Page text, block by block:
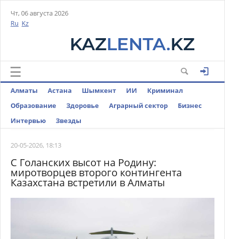
Чт, 06 августа 2026
Ru Kz
Алматы Астана Шымкент ИИ
Криминал
Образование
Здоровье Аграрный сектор
Бизнес
Интервью
Звезды
20-05-2026, 18:13
С Голанских высот на Родину:
миротворцев второго контингента
Казахстана встретили в Алматы